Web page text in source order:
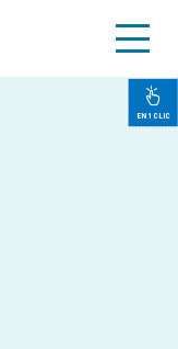
EN 1 CLIC